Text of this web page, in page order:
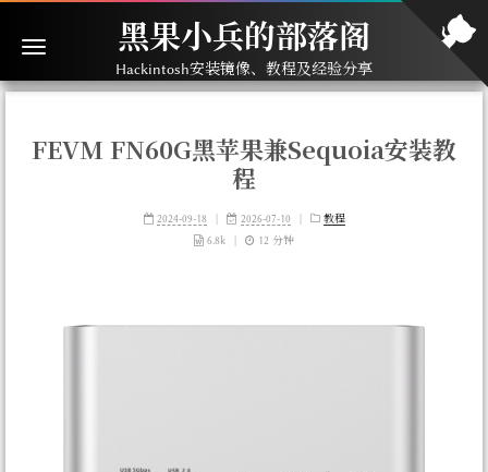
黑果小兵的部落阁
Hackintosh安装镜像、教程及经验分享
FEVM FN60G黑苹果兼Sequoia安装教
程
2024-09-18 2026-07-10
教程
6.8k
12 分钟